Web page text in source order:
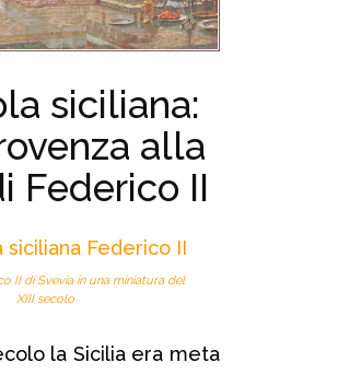
siciliana:
alla
Federico II
II di Svevia in una miniatura del
XIII secolo
la Sicilia era meta